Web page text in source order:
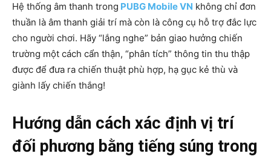
Hệ thống âm thanh trong PUBG Mobile VN không chỉ đơn
thuần là âm thanh giải trí mà còn là công cụ hỗ trợ đắc lực
cho người chơi. Hãy “lắng nghe” bản giao hưởng chiến
trường một cách cẩn thận, “phân tích” thông tin thu thập
được để đưa ra chiến thuật phù hợp, hạ gục kẻ thù và
giành lấy chiến thắng!
Hướng dẫn cách xác định vị trí
đối phương bằng tiếng súng trong